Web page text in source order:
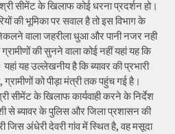
सीमेंट के खिलाफ कोई धरना प्रदर्शन हो।
की भूमिका पर सवाल है तो इस विभाग के
वाला जहरीला धुआ और पानी नजर नही
की सुनने वाला कोई नहीं यहां यह कि
यह उल्लेखनीय है कि ब्यावर की प्रभारी
को पीड़ा मंत्री तक पहुंच गई है।
सीमेंट के खिलाफ कार्यवाही करने के निर्देश
से ब्यावर के पुलिस और जिला प्रशासन की
जिस अंधेरी देवरी गांव में स्थित है, वह मसूदा